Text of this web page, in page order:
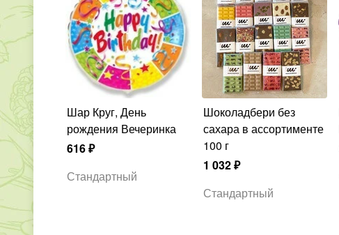
Шар Круг, День
рождения Вечеринка
616₽
Стандартный
Шоколадбери без
сахара в ассортименте
100 г
1 032₽
Стандартный